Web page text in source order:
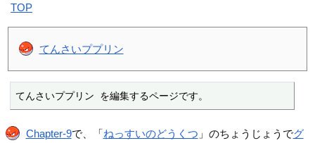
TOP
てんさいププリン
てんさいププリン を編集するページです。
Chapter-9で、「ねっすいのどうくつ 」のちょうじょうでグ